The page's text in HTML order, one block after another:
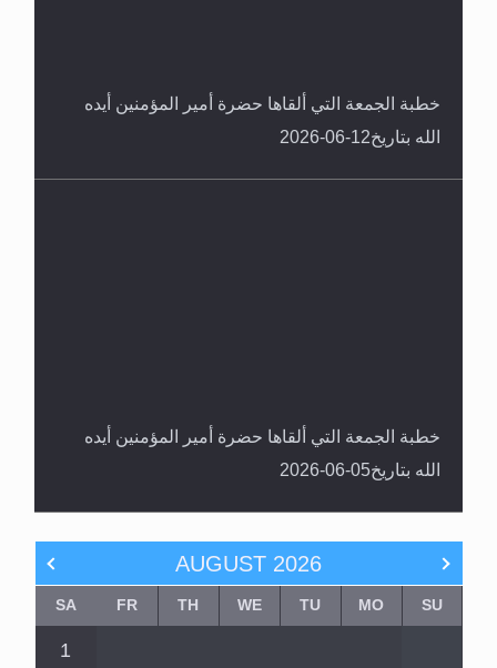
خطبة الجمعة التي ألقاها حضرة أمير المؤمنين أيده
الله بتاريخ12-06-2026
خطبة الجمعة التي ألقاها حضرة أمير المؤمنين أيده
الله بتاريخ05-06-2026
AUGUST 2026
SU
MO
TU
WE
TH
FR
SA
1